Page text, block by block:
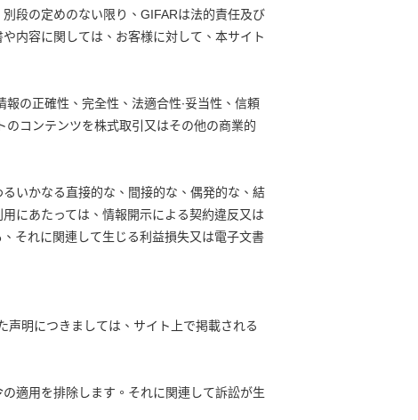
段の定めのない限り、GIFARは法的責任及び
内容に関しては、お客様に対して、本サイト
の正確性、完全性、法適合性∙妥当性、信頼
コンテンツを株式取引又はその他の商業的
いかなる直接的な、間接的な、偶発的な、結
にあたっては、情報開示による契約違反又は
それに関連して生じる利益損失又は電子文書
声明につきましては、サイト上で掲載される
適用を排除します。それに関連して訴訟が生